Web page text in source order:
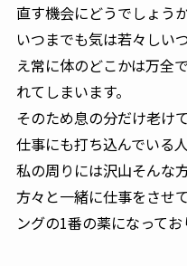
直す機会にどうでしょう
いつまでも気は若々しい
え常に体のどこかは万全
れてしまいます。
そのため息の分だけ老け
仕事にも打ち込んでいる
私の周りには沢山そんな
方々と一緒に仕事をさせ
ングの1番の薬になってお